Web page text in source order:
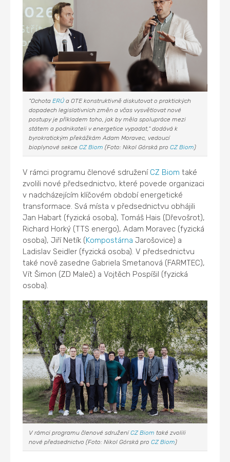
"OchotaERÚa OTE konstruktivně diskutovat o praktických
dopadech legislativních změn a včas vysvětlovat nové
postupy je příkladem toho, jak by měla spolupráce mezi
státem a podnikateli v energetice vypadat,“ dodává k
byrokratickým překážkám Adam Moravec, vedoucí
bioplynové sekceCZ Biom (Foto: Nikol Górská proCZ Biom)
V rámci programu členové sdružení CZ Biom také
zvolili nové předsednictvo, které povede organizaci
v nadcházejícím klíčovém období energetické
transformace. Svá místa v předsednictvu obhájili
Jan Habart (fyzická osoba), Tomáš Hais (Dřevošrot),
Richard Horký (TTS energo), Adam Moravec (fyzická
osoba), Jiří Netík (Kompostárna Jarošovice) a
Ladislav Seidler (fyzická osoba). V předsednictvu
také nově zasedne Gabriela Smetanová (FARMTEC),
Vít Šimon (ZD Maleč) a Vojtěch Pospíšil (fyzická
osoba).
V rámci programu členové sdruženíCZ Biom také zvolili
nové předsednictvo (Foto: Nikol Górská proCZ Biom)